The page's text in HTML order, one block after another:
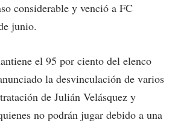
considerable y venció a FC
junio.
el 95 por ciento del elenco
la desvinculación de varios
de Julián Velásquez y
no podrán jugar debido a una